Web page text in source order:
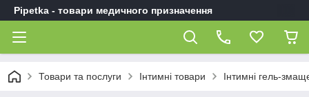
Pipetka - товари медичного призначення
Товари та послуги Інтимні товари Інтимні гель-